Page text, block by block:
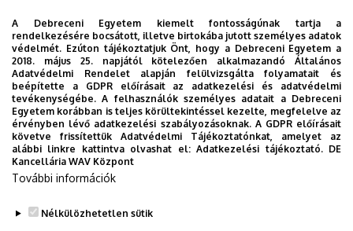
Böszörményi út 138
Épület, emelet, szobaszám
"A" Főépület Tanulmányi
épület, 2. emelet, 209
Dolgozói adatmódosítás igénylése a DE
telefonkönyvében
A Debreceni Egyetem kiemelt fontosságúnak tartja a
rendelkezésére bocsátott, illetve birtokába jutott személyes adatok
védelmét. Ezúton tájékoztatjuk Önt, hogy a Debreceni Egyetem a
2018. május 25. napjától kötelezően alkalmazandó Általános
Adatvédelmi Rendelet alapján felülvizsgálta folyamatait és
beépítette a GDPR előírásait az adatkezelési és adatvédelmi
tevékenységébe. A felhasználók személyes adatait a Debreceni
Egyetem korábban is teljes körültekintéssel kezelte, megfelelve az
érvényben lévő adatkezelési szabályozásoknak. A GDPR előírásait
követve frissítettük Adatvédelmi Tájékoztatónkat, amelyet az
alábbi linkre kattintva olvashat el:Adatkezelési tájékoztató. DE
Kancellária WAV Központ
További információk
Nélkülözhetetlen sütik